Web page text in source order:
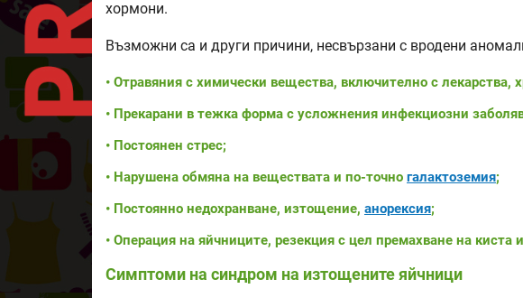
хормони.
Възможни са и други причини, несвързани с вродени
• Отравяния с химически вещества, включително с лекарства,
• Прекарани в тежка форма с усложнения инфекциозни
• Постоянен стрес;
• Нарушена обмяна на веществата и по-точно галактоземия;
• Постоянно недохранване, изтощение, анорексия;
• Операция на яйчниците, резекция с цел премахване на киста
Симптоми на синдром на изтощените яйчници